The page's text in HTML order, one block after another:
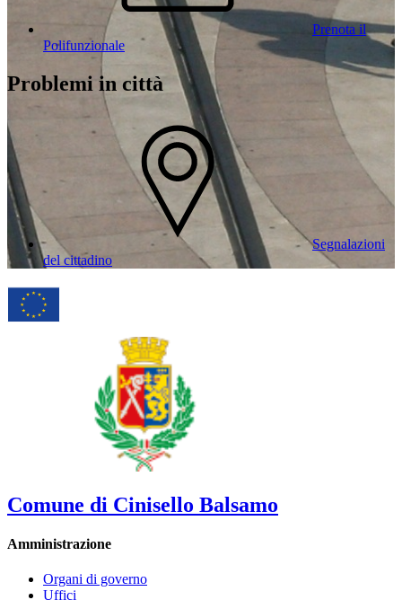
Prenota il
Polifunzionale
Problemi in città
Segnalazioni
del cittadino
Comune di Cinisello Balsamo
Amministrazione
Organi di governo
Uffici